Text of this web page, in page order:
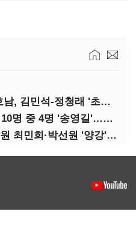
(정기여론조사)②당심·호남, 김민석-정청래 '초접전'
(정기여론조사)③2순위, 10명 중 4명 '송영길'…정청래 '한 자릿수'
(정기여론조사)④최고위원 최민희·박선원 '양강'…서미화·이성윤·임미애 뒤이어